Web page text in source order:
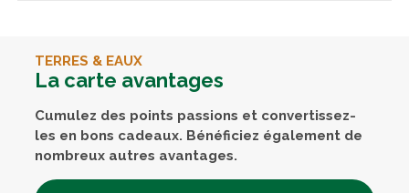
TERRES & EAUX
La carte avantages
Cumulez des points passions et convertissez-
les en bons cadeaux. Bénéficiez également de
nombreux autres avantages.